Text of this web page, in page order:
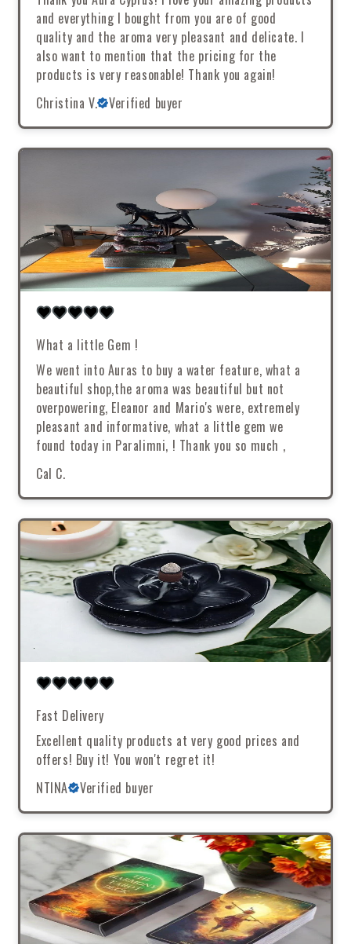
and everything I bought from you are of good
quality and the aroma very pleasant and delicate. I
also want to mention that the pricing for the
products is very reasonable! Thank you again!
Christina V.
Verified buyer
What a little Gem !
We went into Auras to buy a water feature, what a
beautiful shop,the aroma was beautiful but not
overpowering, Eleanor and Mario's were, extremely
pleasant and informative, what a little gem we
found today in Paralimni, ! Thank you so much ,
Cal C.
Fast Delivery
Excellent quality products at very good prices and
offers! Buy it! You won't regret it!
NTINA
Verified buyer